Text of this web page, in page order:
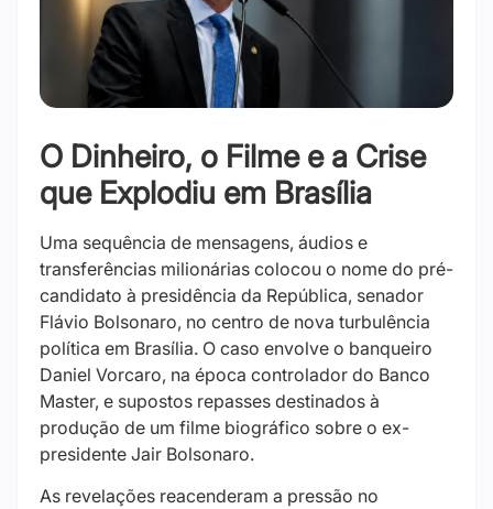
O Dinheiro, o Filme e a Crise
que Explodiu em Brasília
Uma sequência de mensagens, áudios e
transferências milionárias colocou o nome do pré-
candidato à presidência da República, senador
Flávio Bolsonaro, no centro de nova turbulência
política em Brasília. O caso envolve o banqueiro
Daniel Vorcaro, na época controlador do Banco
Master, e supostos repasses destinados à
produção de um filme biográfico sobre o ex-
presidente Jair Bolsonaro.
As revelações reacenderam a pressão no